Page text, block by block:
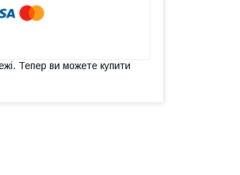
Тепер ви можете купити